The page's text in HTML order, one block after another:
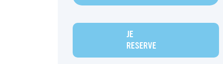
JE
RESERVE